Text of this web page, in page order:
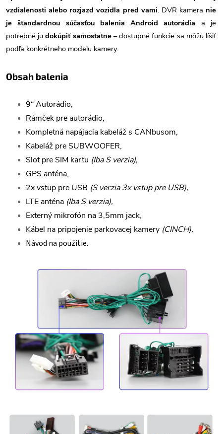
vzdialenosti alebo rozjazd vozidla pred vami. DVR kamera nie
je štandardnou súčasťou balenia Android autorádia a je
potrebné judokúpiť samostatne– dostupné funkcie sa môžu líšiť
podľa konkrétneho modelu kamery.
Obsah balenia
9“ Autorádio,
Rámček pre autorádio,
Kompletná napájacia kabeláž s CANbusom,
Kabeláž pre SUBWOOFER,
Slot pre SIM kartu (Iba S verzia),
GPS anténa,
2x vstup pre USB (S verzia 3x vstup pre USB),
LTE anténa (Iba S verzia),
Externý mikrofón na 3,5mm jack,
Kábel na pripojenie parkovacej kamery (CINCH),
Návod na použitie.